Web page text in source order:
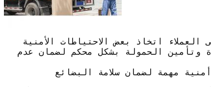
اتخاذ بعض الاحتياطات الأمنية
وتأمين الحمولة بشكل محكم لضمان عدم
مهمة لضمان سلامة البضائع